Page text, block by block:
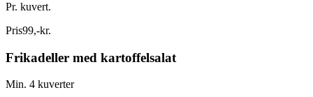
Pr. kuvert.
Pris99,-kr.
Frikadeller med kartoffelsalat
Min. 4 kuverter